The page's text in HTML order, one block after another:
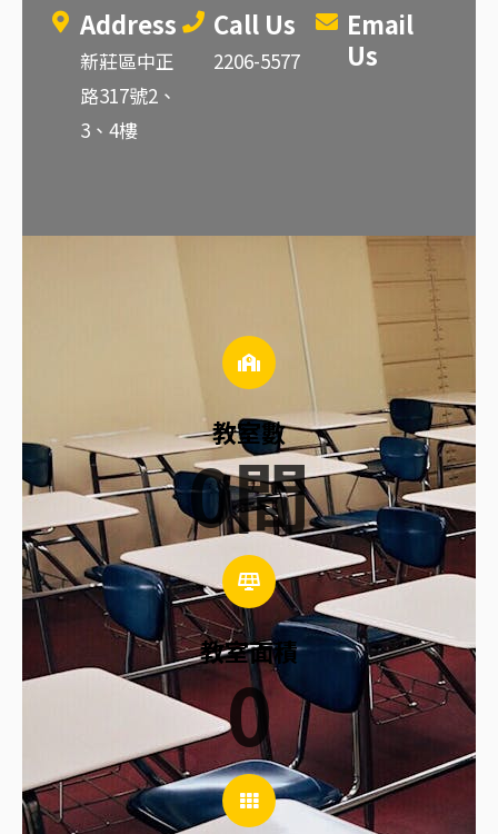
Address
新莊區中正
路317號2、
3、4樓
Call Us
2206-5577
Email
Us
0間
教室數
教室面積
0